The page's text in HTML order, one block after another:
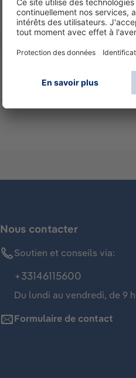
Nous contacter
Soutien et conseils via:
+33146115600
Du lundi au vendredi, de 9 h
Formulaire de contact